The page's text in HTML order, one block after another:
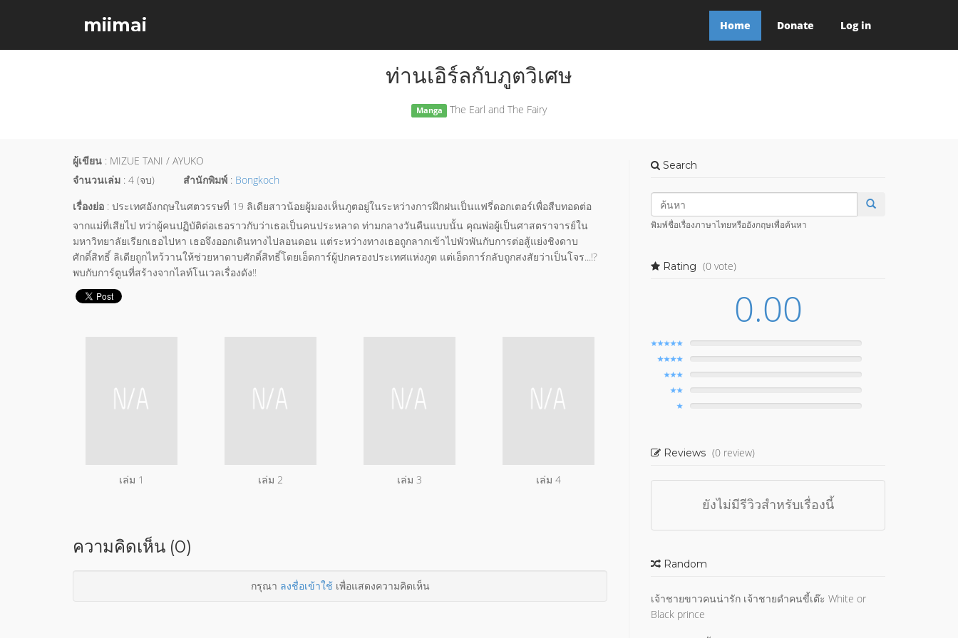
miimai Home Donate Log in
ท่านเอิร์ลกับภูตวิเศษ
Manga The Earl and The Fairy
ผู้เขียน : MIZUE TANI / AYUKO
จำนวนเล่ม : 4 (จบ) สำนักพิมพ์ : Bongkoch
เรื่องย่อ : ประเทศอังกฤษในศตวรรษที่ 19 ลิเดียสาวน้อยผู้มองเห็นภูตอยู่ในระหว่างการฝึกฝนเป็นแฟรี่ดอกเตอร์เพื่อสืบทอดต่อ
จากแม่ที่เสียไป ทว่าผู้คนปฏิบัติต่อเธอราวกับว่าเธอเป็นคนประหลาด ท่ามกลางวันคืนแบบนั้น คุณพ่อผู้เป็นศาสตราจารย์ใน
มหาวิทยาลัยเรียกเธอไปหา เธอจึงออกเดินทางไปลอนดอน แต่ระหว่างทางเธอถูกลากเข้าไปพัวพันกับการต่อสู้แย่งชิงดาบ
ศักดิ์สิทธิ์ ลิเดียถูกไหว้วานให้ช่วยหาดาบศักดิ์สิทธิ์โดยเอ็ดการ์ผู้ปกครองประเทศแห่งภูต แต่เอ็ดการ์กลับถูกสงสัยว่าเป็นโจร...!?
พบกับการ์ตูนที่สร้างจากไลท์โนเวลเรื่องดัง!!
เล่ม 1 เล่ม 2 เล่ม 3 เล่ม 4
ความคิดเห็น (0)
กรุณา ลงชื่อเข้าใช้เพื่อแสดงความคิดเห็น
Search
พิมพ์ชื่อเรื่องภาษาไทยหรืออังกฤษเพื่อค้นหา
Rating (0 vote)
0.00
Reviews (0 review)
ยังไม่มีรีวิวสำหรับเรื่องนี้
Random
เจ้าชายขาวคนน่ารัก เจ้าชายดำคนขี้เต๊ะ White or
Black prince